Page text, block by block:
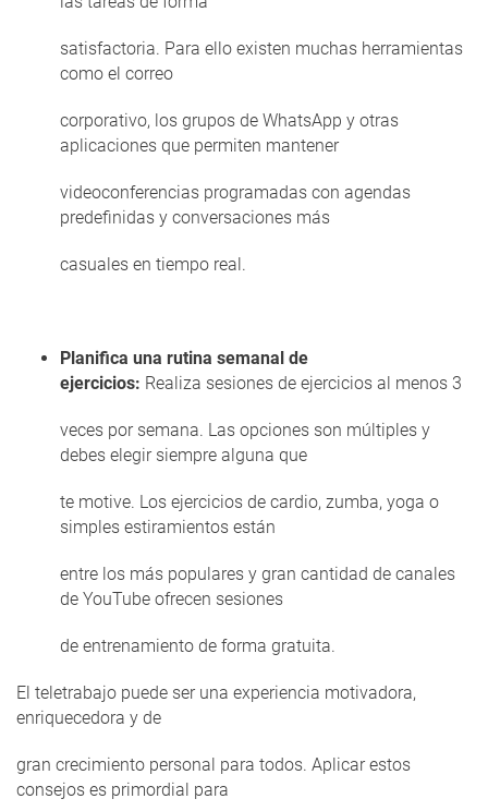
satisfactoria. Para ello existen muchas herramientas
como el correo
corporativo, los grupos de WhatsApp y otras
aplicaciones que permiten mantener
videoconferencias programadas con agendas
predefinidas y conversaciones más
casuales en tiempo real.
Planifica una rutina semanal de
ejercicios: Realiza sesiones de ejercicios al menos 3
veces por semana. Las opciones son múltiples y
debes elegir siempre alguna que
te motive. Los ejercicios de cardio, zumba, yoga o
simples estiramientos están
entre los más populares y gran cantidad de canales
de YouTube ofrecen sesiones
de entrenamiento de forma gratuita.
El teletrabajo puede ser una experiencia motivadora,
enriquecedora y de
gran crecimiento personal para todos. Aplicar estos
consejos es primordial para